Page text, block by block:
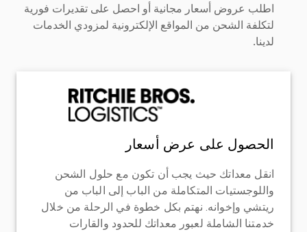
اطلب عروض أسعار مجانية أو احصل على تقديرات فورية
لتكلفة الشحن من المواقع الإلكترونية لمزودي الخدمات
لدينا.
الحصول على عرض أسعار
انقل معداتك حيث يجب أن تكون مع حلول الشحن
واللوجستيات المتكاملة من الباب إلى الباب من
ريتشي وإخوانه. نهتم بكل خطوة في الرحلة من خلال
خدمتنا الشاملة لعبور معداتك للحدود والقارات